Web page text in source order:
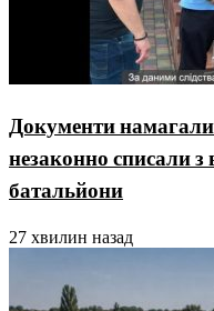
Документи
незаконно списали з
батальйони
27 хвилин назад